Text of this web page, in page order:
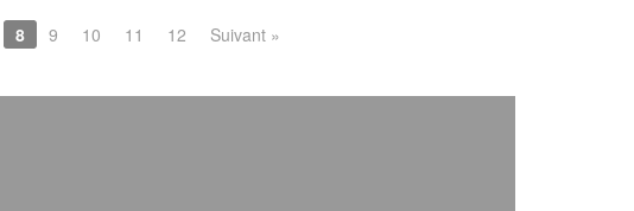
8 9 10 11 12 Suivant »